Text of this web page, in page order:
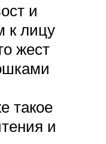
и
к лицу
жест
такое
и